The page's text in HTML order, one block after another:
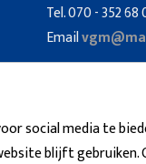
social media te
blijft gebruiken.
Tel. 070 - 352 68
Email